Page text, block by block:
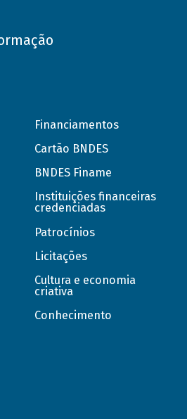
Financiamentos
Cartão BNDES
BNDES Finame
Instituições financeiras
credenciadas
Patrocínios
Licitações
Cultura e economia
criativa
Conhecimento